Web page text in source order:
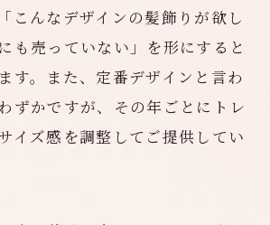
こんなデザインの髪飾りが欲し
も売っていない」を形にすると
す。また、定番デザインと言わ
ずかですが、その年ごとにトレ
イズ感を調整してご提供してい